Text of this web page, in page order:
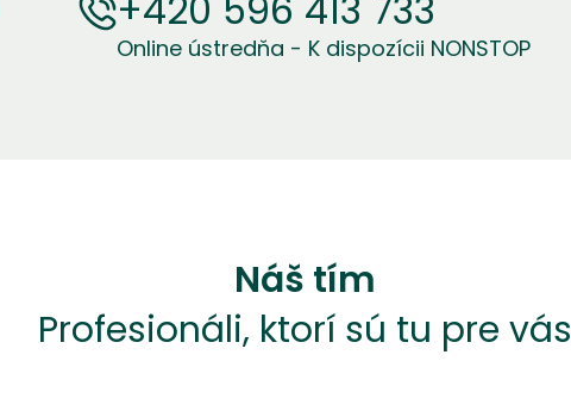
Online ústredňa - K dispozícii NONSTOP
Náš tím
Profesionáli, ktorí sú tu pre vás